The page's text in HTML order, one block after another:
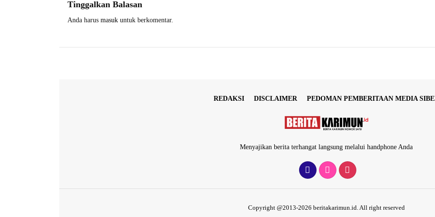
Tinggalkan Balasan
Anda harus masuk untuk berkomentar.
REDAKSI DISCLAIMER PEDOMAN PEMBERITAAN MEDIA
Menyajikan berita terhangat langsung melalui handphone Anda
Copyright @2013-2026 beritakarimun.id. All right reserved